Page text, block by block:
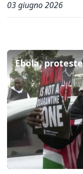
03 giugno 2026